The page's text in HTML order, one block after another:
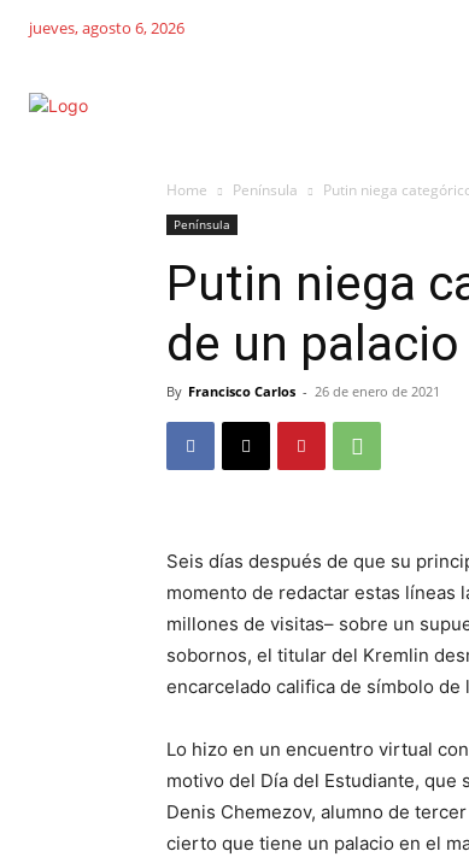
jueves, agosto 6, 2026
Home Península Putin niega
Península
Putin niega
de un
By Francisco Carlos - 26 de enero de 2021
Seis días después de que su
momento de redactar estas líneas
millones de visitas– sobre un
sobornos, el titular del Kremlin
encarcelado califica de símbolo
Lo hizo en un encuentro virtual
motivo del Día del Estudiante, que
Denis Chemezov, alumno de
cierto que tiene un palacio en el